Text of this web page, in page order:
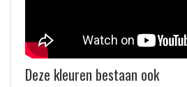
Deze kleuren bestaan ook